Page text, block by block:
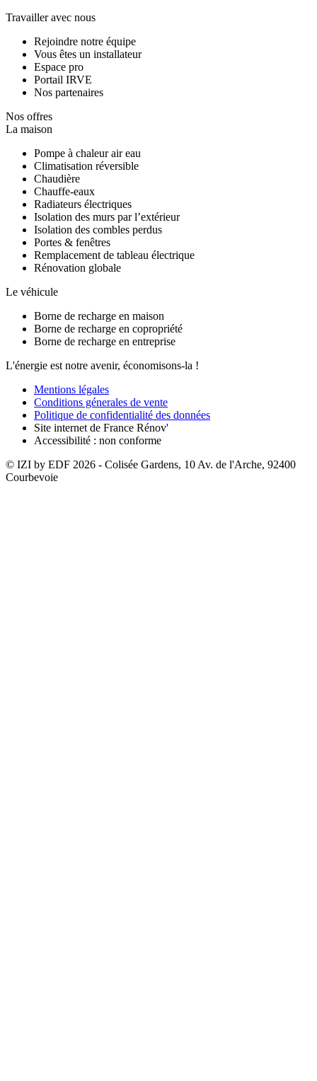
Travailler avec nous
Rejoindre notre équipe
Vous êtes un installateur
Espace pro
Portail IRVE
Nos partenaires
Nos offres
La maison
Pompe à chaleur air eau
Climatisation réversible
Chaudière
Chauffe-eaux
Radiateurs électriques
Isolation des murs par l’extérieur
Isolation des combles perdus
Portes & fenêtres
Remplacement de tableau électrique
Rénovation globale
Le véhicule
Borne de recharge en maison
Borne de recharge en copropriété
Borne de recharge en entreprise
L'énergie est notre avenir, économisons-la !
Mentions légales
Conditions génerales de vente
Politique de confidentialité des données
Site internet de France Rénov'
Accessibilité : non conforme
© IZI by EDF 2026 - Colisée Gardens, 10 Av. de l'Arche, 92400
Courbevoie